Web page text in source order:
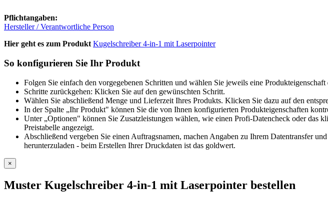
Pflichtangaben:
Hersteller / Verantwortliche Person
Hier geht es zum Produkt Kugelschreiber 4-in-1 mit Laserpointer
So konfigurieren Sie Ihr Produkt
Folgen Sie einfach den vorgegebenen Schritten und wählen Sie jeweils eine
Schritte zurückgehen: Klicken Sie auf den gewünschten Schritt.
Wählen Sie abschließend Menge und Lieferzeit Ihres Produkts. Klicken Sie dazu auf den
In der Spalte „Ihr Produkt" können Sie die von Ihnen konfigurierten Produkteigenschaften
Unter „Optionen" können Sie Zusatzleistungen wählen, wie einen Profi-Datencheck oder
Preistabelle angezeigt.
Abschließend vergeben Sie einen Auftragsnamen, machen Angaben zu Ihrem Datentransfer
herunterzuladen - beim Erstellen Ihrer Druckdaten ist das goldwert.
×
Muster Kugelschreiber 4-in-1 mit Laserpointer bestellen